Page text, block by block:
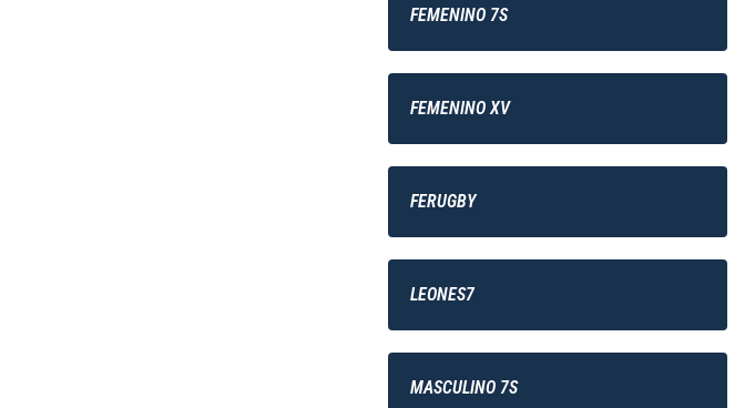
FEMENINO 7S
FEMENINO XV
FERUGBY
LEONES7
MASCULINO 7S